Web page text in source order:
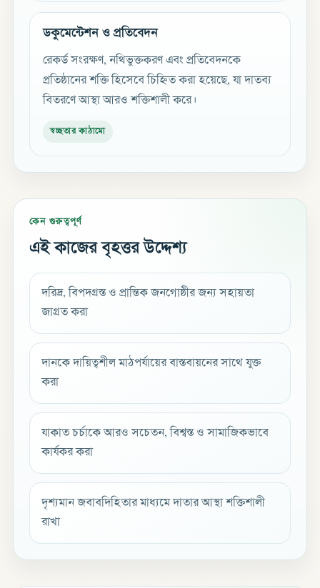
ডকুমেন্টেশন ও প্রতিবেদন
রেকর্ড সংরক্ষণ, নথিভুক্তকরণ এবং প্রতিবেদনকে
প্রতিষ্ঠানের শক্তি হিসেবে চিহ্নিত করা হয়েছে, যা দাতব্য
বিতরণে আস্থা আরও শক্তিশালী করে।
স্বচ্ছতার কাঠামো
কেন গুরুত্বপূর্ণ
এই কাজের বৃহত্তর উদ্দেশ্য
দরিদ্র, বিপদগ্রস্ত ও প্রান্তিক জনগোষ্ঠীর জন্য সহায়তা
জাগ্রত করা
দানকে দায়িত্বশীল মাঠপর্যায়ের বাস্তবায়নের সাথে যুক্ত
করা
যাকাত চর্চাকে আরও সচেতন, বিশ্বস্ত ও সামাজিকভাবে
কার্যকর করা
দৃশ্যমান জবাবদিহিতার মাধ্যমে দাতার আস্থা শক্তিশালী
রাখা